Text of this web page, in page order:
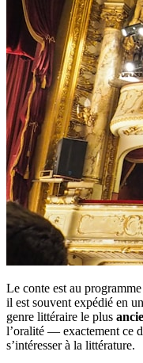
Le conte est au
il est souvent expédié en
genre littéraire le plus
l’oralité — exactement ce
s’intéresser à la littérature.